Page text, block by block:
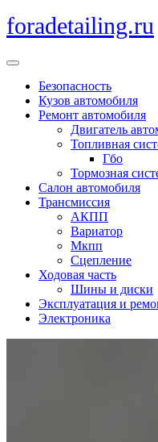
Перейти
к
foradetailing.ru
Кнопка
ОткрытьБезопасность
Кузов автомобиля
Ремонт автомобиля
Двигатель
Топливная
Гбо
Тормозная
Салон автомобиля
Трансмиссия
АКПП
Вариатор
Мкпп
Сцепление
Ходовая часть
Шины и диски
Эксплуатация и
Электроника